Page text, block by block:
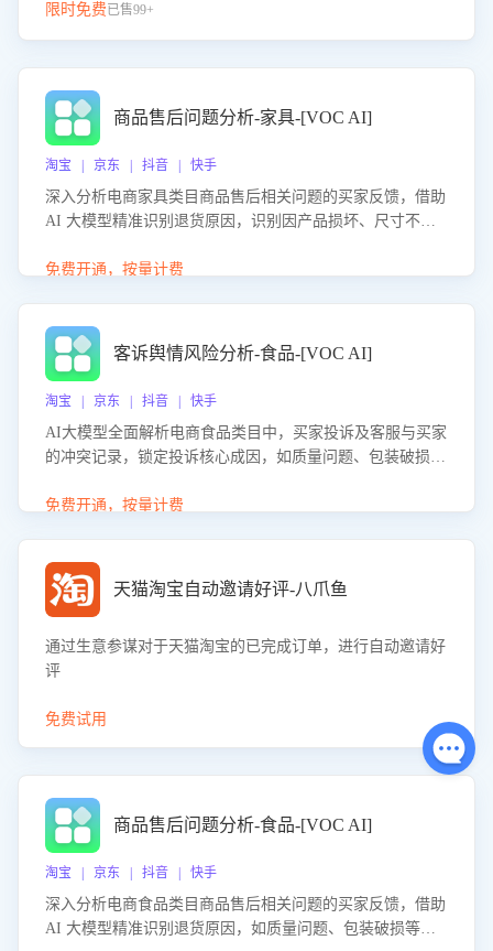
限时免费已售99+
商品售后问题分析-家具-[VOC AI]
淘宝 | 京东 | 抖音 | 快手
深入分析电商家具类目商品售后相关问题的买家反馈，借助
AI 大模型精准识别退货原因，识别因产品损坏、尺寸不符
力商家优化产品或服务，实现销售额的显著提升。
免费开通，按量计费
客诉舆情风险分析-食品-[VOC AI]
淘宝 | 京东 | 抖音 | 快手
AI大模型全面解析电商食品类目中，买家投诉及客服与买家
的冲突记录，锁定投诉核心成因，如质量问题、包装破损
置差评防控，提升客户满意度。
免费开通，按量计费
天猫淘宝自动邀请好评-八爪鱼
通过生意参谋对于天猫淘宝的已完成订单，进行自动邀请好
评
免费试用
商品售后问题分析-食品-[VOC AI]
淘宝 | 京东 | 抖音 | 快手
深入分析电商食品类目商品售后相关问题的买家反馈，借助
AI 大模型精准识别退货原因，如质量问题、包装破损等，